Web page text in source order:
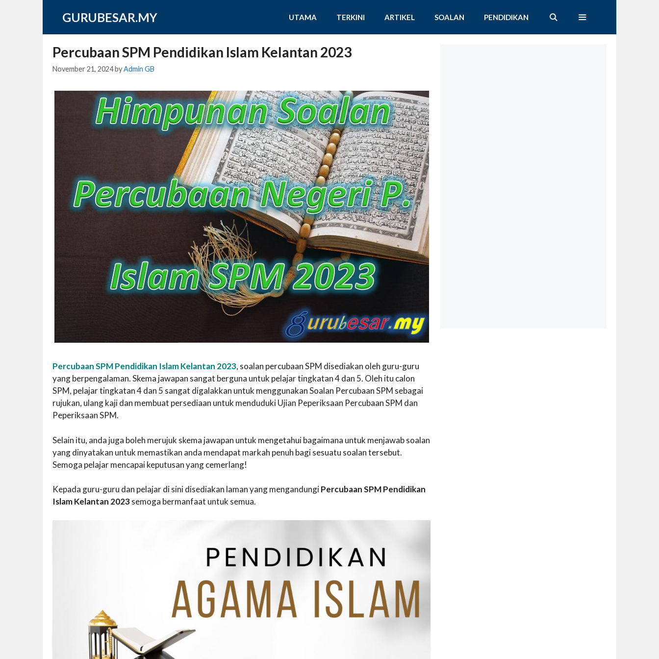
GURUBESAR.MY UTAMA TERKINI ARTIKEL SOALAN PENDIDIKAN
Percubaan SPM Pendidikan Islam Kelantan 2023
November 21, 2024byAdmin GB
Percubaan SPM Pendidikan Islam Kelantan 2023, soalan percubaan SPM disediakan oleh guru-guru
yang berpengalaman. Skema jawapan sangat berguna untuk pelajar tingkatan 4 dan 5. Oleh itu calon
SPM, pelajar tingkatan 4 dan 5 sangat digalakkan untuk menggunakan Soalan Percubaan SPM sebagai
rujukan, ulang kaji dan membuat persediaan untuk menduduki Ujian Peperiksaan Percubaan SPM dan
Peperiksaan SPM.
Selain itu, anda juga boleh merujuk skema jawapan untuk mengetahui bagaimana untuk menjawab soalan
yang dinyatakan untuk memastikan anda mendapat markah penuh bagi sesuatu soalan tersebut.
Semoga pelajar mencapai keputusan yang cemerlang!
Kepada guru-guru dan pelajar di sini disediakan laman yang mengandungiPercubaan SPM Pendidikan
Islam Kelantan 2023semoga bermanfaat untuk semua.